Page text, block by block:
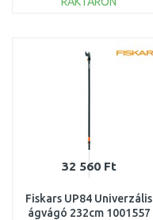
Összehasonlítás
32 560 Ft
Fiskars UP84 Univerzális
ágvágó 232cm 1001557